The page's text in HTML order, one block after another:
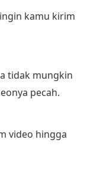
kamu kirim
tidak mungkin
pecah.
video hingga